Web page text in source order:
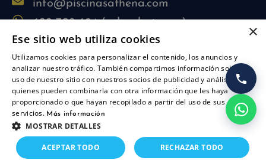
Añadir al carrito
info@piscinasathena.com
622 708 694 (solo whatsapp)
L-V: 09:30h-13:30h
L-J: 15:30h-17:30h
Síguenos
×
Ese sitio web utiliza cookies
Utilizamos cookies para personalizar el contenido, los anuncios y
analizar nuestro tráfico. También compartimos información sobre su
uso de nuestro sitio con nuestros socios de publicidad y análisis,
quienes pueden combinarla con otra información que les haya
proporcionado o que hayan recopilado a partir del uso de sus
servicios. Más información
MOSTRAR DETALLES
ACEPTAR TODO RECHAZAR TODO